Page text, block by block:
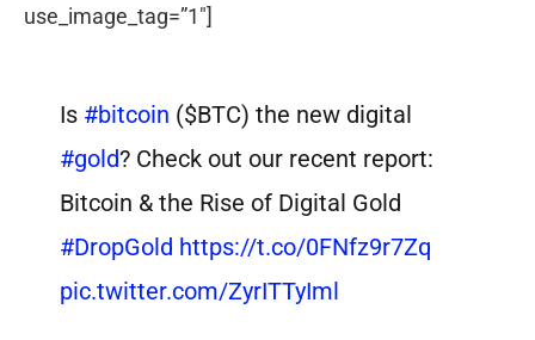
use_image_tag=”1″]
Is #bitcoin ($BTC) the new digital
#gold? Check out our recent report:
Bitcoin & the Rise of Digital Gold
#DropGold https://t.co/0FNfz9r7Zq
pic.twitter.com/ZyrITTyIml